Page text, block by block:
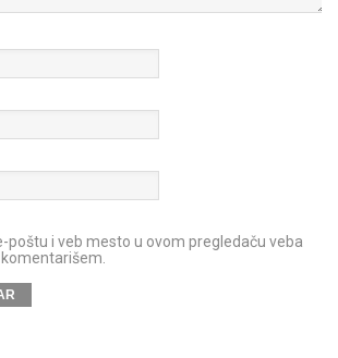
poštu i veb mesto u ovom pregledaču veba